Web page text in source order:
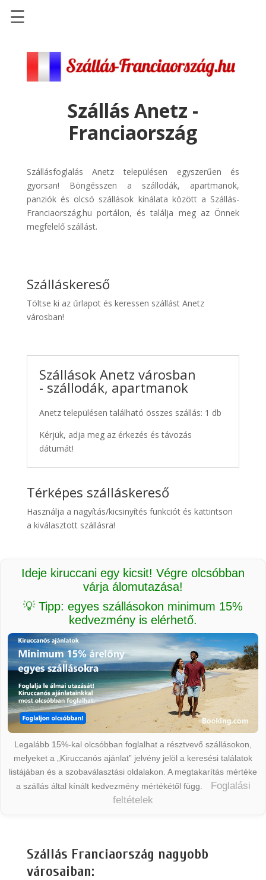
Szállások
Repülőjegy
pénzvisszatérítéssel
Discover
Cars
Transzfer
☰
Szállás Anetz -
Franciaország
Szállásfoglalás Anetz településen egyszerűen és
gyorsan! Böngésszen a szállodák, apartmanok,
panziók és olcsó szállások kínálata között a Szállás-
Franciaország.hu portálon, és találja meg az Önnek
megfelelő szállást.
Szálláskereső
Töltse ki az űrlapot és keressen szállást Anetz
városban!
Szállások Anetz városban
- szállodák, apartmanok
Anetz településen található összes szállás: 1 db
Kérjük, adja meg az érkezés és távozás
dátumát!
Térképes szálláskereső
Használja a nagyítás/kicsinyítés funkciót és kattintson
a kiválasztott szállásra!
Ideje kiruccani egy kicsit! Végre olcsóbban
várja álomutazása!
💡 Tipp: egyes szállásokon minimum 15%
kedvezmény is elérhető.
Legalább 15%-kal olcsóbban foglalhat a résztvevő szállásokon,
melyeket a „Kiruccanós ajánlat” jelvény jelöl a keresési találatok
listájában és a szobaválasztási oldalakon. A megtakarítás mértéke
a szállás által kínált kedvezmény mértékétől függ.
Foglalási
feltételek
Szállás Franciaország nagyobb
városaiban: